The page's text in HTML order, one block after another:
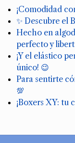
¡Comodidad
✨ Descubre el
Hecho en
perfecto y
¡Y el elástico
único! 😉
Para sentirte
💯
¡Boxers XY: tu